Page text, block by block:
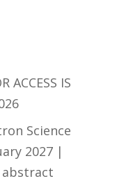
ACCESS IS
Science
2027 |